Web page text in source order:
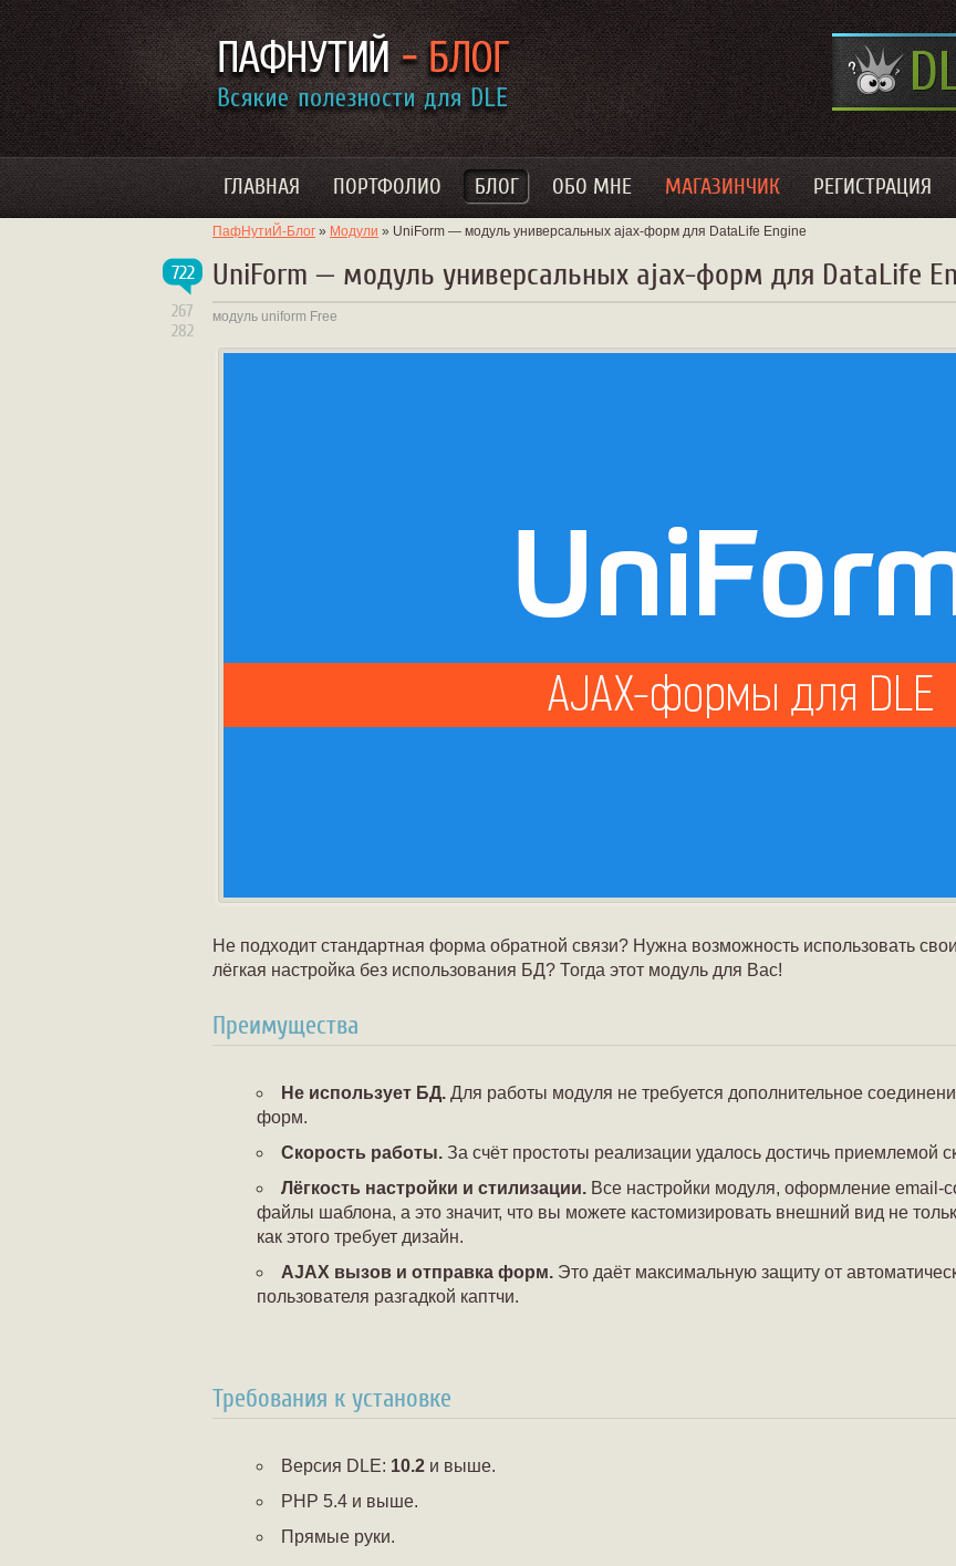
ГЛАВНАЯ ПОРТФОЛИО БЛОГ ОБО МНЕ МАГАЗИНЧИК РЕГИСТРАЦИЯ
ПафНутиЙ-Блог » Модули » UniForm — модуль универсальных ajax-форм для DataLife Engine
UniForm — модуль универсальных ajax-форм для DataLife
722
267
282
модуль uniform Free
Не подходит стандартная форма обратной связи? Нужна возможность использовать
лёгкая настройка без использования БД? Тогда этот модуль для Вас!
Преимущества
Не использует БД. Для работы модуля не требуется дополнительное
форм.
Скорость работы. За счёт простоты реализации удалось достичь приемлемой
Лёгкость настройки и стилизации. Все настройки модуля, оформление
файлы шаблона, а это значит, что вы можете кастомизировать внешний вид не
как этого требует дизайн.
AJAX вызов и отправка форм. Это даёт максимальную защиту от
пользователя разгадкой каптчи.
Требования к установке
Версия DLE: 10.2 и выше.
PHP 5.4 и выше.
Прямые руки.